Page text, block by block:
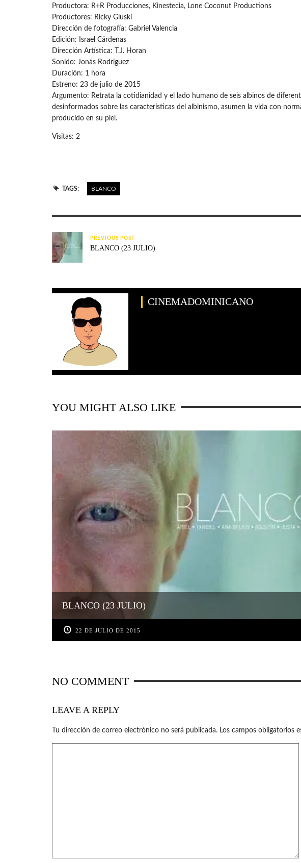
Productora: R+R Producciones, Kinestecia, Lone Coconut Productions
Productores: Ricky Gluski
Dirección de fotografía: Gabriel Valencia
Edición: Israel Cárdenas
Dirección Artística: T.J. Horan
Sonido: Jonás Rodríguez
Duración: 1 hora
Estreno: 23 de julio de 2015
Argumento: Retrata la cotidianidad y el lado humano de seis albinos de
desinformados sobre las características del albinismo, asumen la vida con
producido en su piel.
Visitas: 2
TAGS: BLANCO
PREVIOUS POST
BLANCO (23 JULIO)
CINEMADOMINICANO
YOU MIGHT ALSO LIKE
BLANCO (23 JULIO)
22 DE JULIO DE 2015
NO COMMENT
LEAVE A REPLY
Tu dirección de correo electrónico no será publicada. Los campos obligatorios